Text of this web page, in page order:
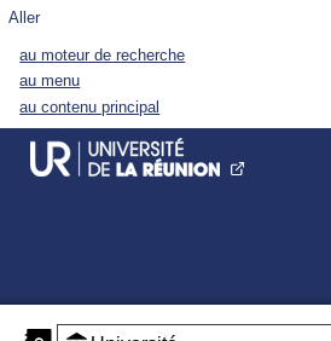
Aller
au moteur de recherche
au menu
au contenu principal